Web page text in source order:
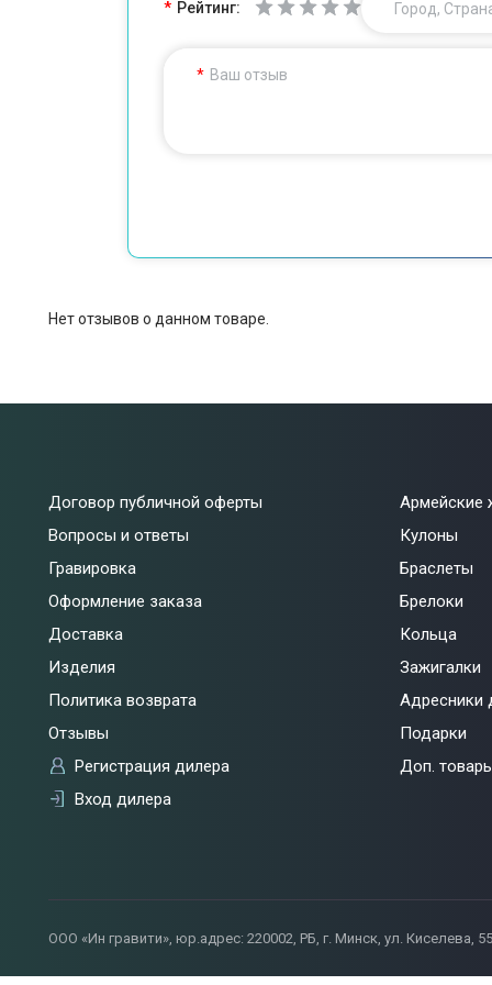
Рейтинг: Город,
Ваш отзыв
Нет отзывов о данном товаре.
Договор публичной оферты
Вопросы и ответы
Гравировка
Оформление заказа
Доставка
Изделия
Политика возврата
Отзывы
Регистрация дилера
Вход дилера
Армейские
Кулоны
Браслеты
Брелоки
Кольца
Зажигалки
Адресники
Подарки
Доп.
ООО «Ин гравити», юр.адрес: 220002, РБ, г. Минск, ул. Киселева,